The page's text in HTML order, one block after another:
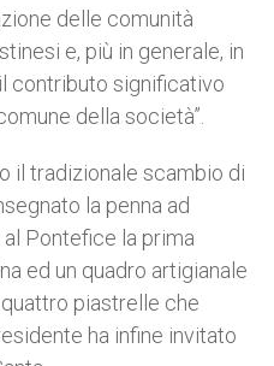
delle comunità
e, più in generale, in
contributo significativo
della società”.
il tradizionale scambio di
la penna ad
Pontefice la prima
ed un quadro artigianale
piastrelle che
ha infine invitato